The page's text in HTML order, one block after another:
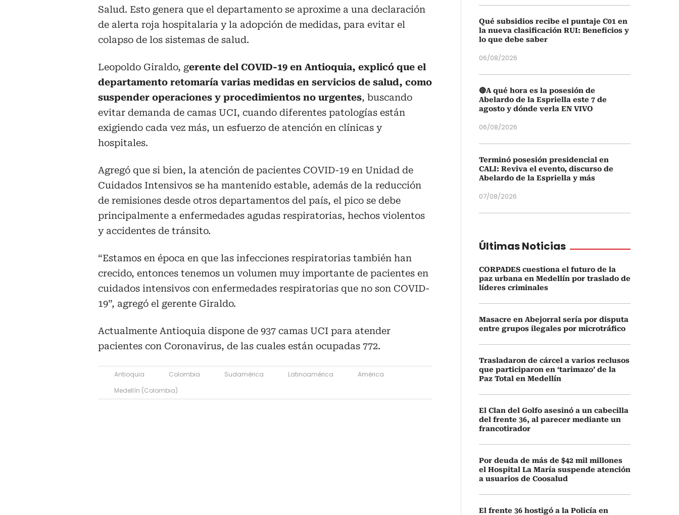
Salud. Esto genera que el departamento se aproxime a una declaración
de alerta roja hospitalaria y la adopción de medidas, para evitar el
colapso de los sistemas de salud.
Leopoldo Giraldo, gerente del COVID-19 en Antioquia, explicó que el
departamento retomaría varias medidas en servicios de salud, como
suspender operaciones y procedimientos no urgentes, buscando
evitar demanda de camas UCI, cuando diferentes patologías están
exigiendo cada vez más, un esfuerzo de atención en clínicas y
hospitales.
Agregó que si bien, la atención de pacientes COVID-19 en Unidad de
Cuidados Intensivos se ha mantenido estable, además de la reducción
de remisiones desde otros departamentos del país, el pico se debe
principalmente a enfermedades agudas respiratorias, hechos violentos
y accidentes de tránsito.
“Estamos en época en que las infecciones respiratorias también han
crecido, entonces tenemos un volumen muy importante de pacientes en
cuidados intensivos con enfermedades respiratorias que no son COVID-
19”, agregó el gerente Giraldo.
Actualmente Antioquia dispone de 937 camas UCI para atender
pacientes con Coronavirus, de las cuales están ocupadas 772.
Antioquia Colombia Sudamérica Latinoamérica
América
Medellín (Colombia)
Qué subsidios recibe el puntaje C01 en
la nueva clasificación RUI: Beneficios y
lo que debe saber
06/08/2026
🔴A qué hora es la posesión de
Abelardo de la Espriella este 7 de
agosto y dónde verla EN VIVO
06/08/2026
Terminó posesión presidencial en
CALI: Reviva el evento, discurso de
Abelardo de la Espriella y más
07/08/2026
Últimas Noticias
CORPADES cuestiona el futuro de la
paz urbana en Medellín por traslado de
líderes criminales
Masacre en Abejorral sería por disputa
entre grupos ilegales por microtráfico
Trasladaron de cárcel a varios reclusos
que participaron en ‘tarimazo’ de la
Paz Total en Medellín
El Clan del Golfo asesinó a un cabecilla
del frente 36, al parecer mediante un
francotirador
Por deuda de más de $42 mil millones
el Hospital La María suspende atención
a usuarios de Coosalud
El frente 36 hostigó a la Policía en